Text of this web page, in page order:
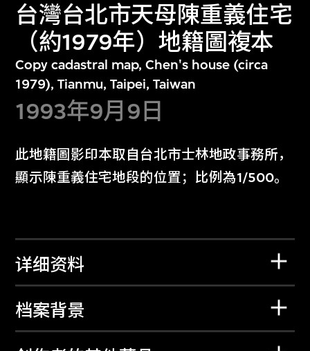
台灣台北市天母陳重義住宅
（約1979年）地籍圖複本
Copy cadastral map, Chen's house (circa
1979), Tianmu, Taipei, Taiwan
1993年9月9日
此地籍圖影印本取自台北市士林地政事務所，
顯示陳重義住宅地段的位置；比例為1/500。
详细资料
档案背景